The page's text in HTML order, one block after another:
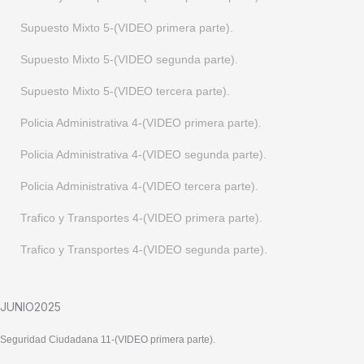
Supuesto Mixto 5-(VIDEO primera parte).
Supuesto Mixto 5-(VIDEO segunda parte).
Supuesto Mixto 5-(VIDEO tercera parte).
Policia Administrativa 4-(VIDEO primera parte).
Policia Administrativa 4-(VIDEO segunda parte).
Policia Administrativa 4-(VIDEO tercera parte).
Trafico y Transportes 4-(VIDEO primera parte).
Trafico y Transportes 4-(VIDEO segunda parte).
JUNIO2025
Seguridad Ciudadana 11-(VIDEO primera parte).